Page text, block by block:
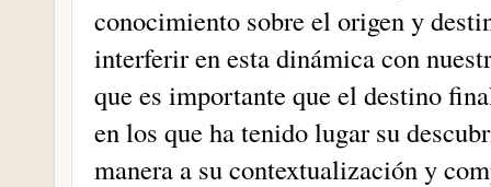
conocimiento sobre el origen y
interferir en esta dinámica con
que es importante que el destino
en los que ha tenido lugar su
manera a su contextualización y